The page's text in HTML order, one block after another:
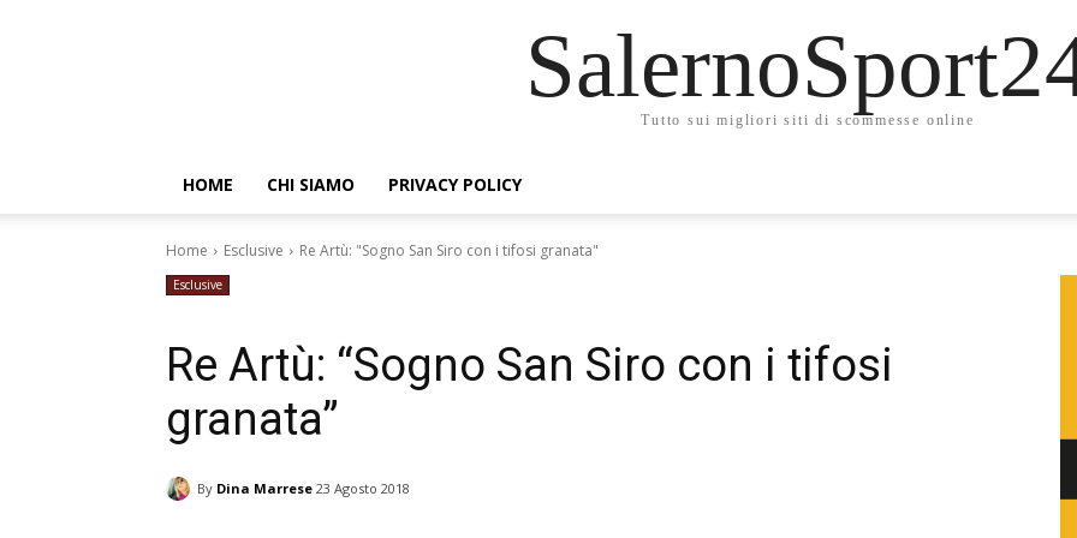
Tutto sui migliori siti di scommesse online
HOME CHI SIAMO PRIVACY POLICY
Home Esclusive Re Artù: "Sogno San Siro con i tifosi granata"
Esclusive
Re Artù: “Sogno San Siro con i tifosi
granata”
By Dina Marrese 23 Agosto 2018